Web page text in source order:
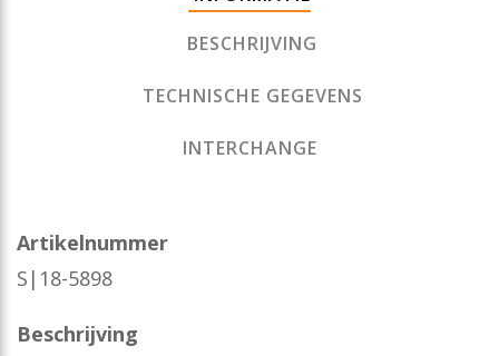
BESCHRIJVING
TECHNISCHE GEGEVENS
INTERCHANGE
Artikelnummer
S|18-5898
Beschrijving